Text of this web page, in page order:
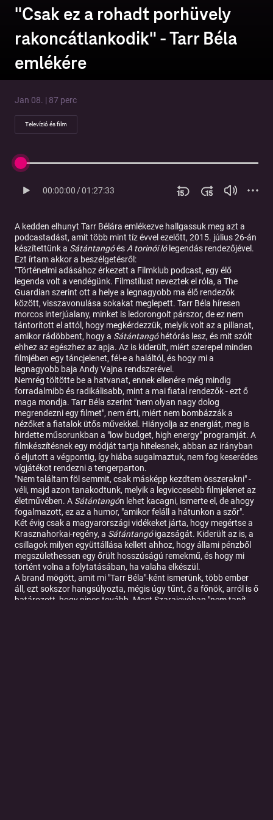
"Csak ez a rohadt porhüvely
rakoncátlankodik" - Tarr Béla
emlékére
Jan 08. | 87 perc
Televízió és film
00:00:00/01:27:33
A kedden elhunyt Tarr Bélára emlékezve hallgassuk meg azt a
podcastadást, amit több mint tíz évvel ezelőtt, 2015. július 26-án
készítettünk a SátántangóésA torinói lólegendás rendezőjével.
Ezt írtam akkor a beszélgetésről:
"Történelmi adásához érkezett a Filmklub podcast, egy élő
legenda volt a vendégünk. Filmstílust neveztek el róla, a The
Guardian szerint ott a helye a legnagyobb ma élő rendezők
között, visszavonulása sokakat meglepett. Tarr Béla híresen
morcos interjúalany, minket is ledorongolt párszor, de ez nem
tántorított el attól, hogy megkérdezzük, melyik volt az a pillanat,
amikor rádöbbent, hogy a Sátántangóhétórás lesz, és mit szólt
ehhez az egészhez az apja. Az is kiderült, miért szerepel minden
filmjében egy táncjelenet, fél-e a haláltól, és hogy mi a
legnagyobb baja Andy Vajna rendszerével.
Nemrég töltötte be a hatvanat, ennek ellenére még mindig
forradalmibb és radikálisabb, mint a mai fiatal rendezők - ezt ő
maga mondja. Tarr Béla szerint "nem olyan nagy dolog
megrendezni egy filmet", nem érti, miért nem bombázzák a
nézőket a fiatalok ütős művekkel. Hiányolja az energiát, meg is
hirdette műsorunkban a "low budget, high energy" programját. A
filmkészítésnek egy módját tartja hitelesnek, abban az irányban
ő eljutott a végpontig, így hiába sugalmaztuk, nem fog keserédes
vígjátékot rendezni a tengerparton.
"Nem találtam föl semmit, csak másképp kezdtem összerakni" -
véli, majd azon tanakodtunk, melyik a legviccesebb filmjelenet az
életművében. A Sátántangón lehet kacagni, ismerte el, de ahogy
fogalmazott, ez az a humor, "amikor feláll a hátunkon a szőr".
Két évig csak a magyarországi vidékeket járta, hogy megértse a
Krasznahorkai-regény, a Sátántangóigazságát. Kiderült az is, a
csillagok milyen együttállása kellett ahhoz, hogy állami pénzből
megszülethessen egy őrült hosszúságú remekmű, és hogy mi
történt volna a folytatásában, ha valaha elkészül.
A brand mögött, amit mi "Tarr Béla"-ként ismerünk, több ember
áll, ezt sokszor hangsúlyozta, mégis úgy tűnt, ő a főnök, arról is ő
határozott, hogy nincs tovább. Most Szarajevóban "nem tanít,